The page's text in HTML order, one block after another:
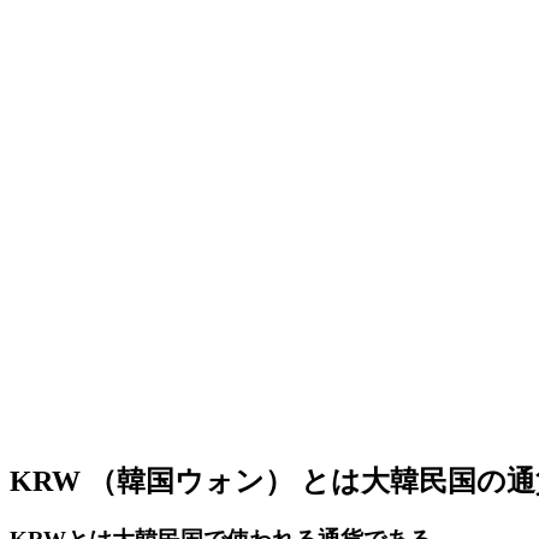
KRW （韓国ウォン） とは大韓民国の